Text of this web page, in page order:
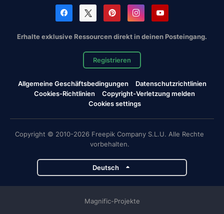
Erhalte exklusive Ressourcen direkt in deinen Posteingang.
Registrieren
Allgemeine Geschäftsbedingungen
Datenschutzrichtlinien
Cookies-Richtlinien
Copyright-Verletzung melden
Cookies settings
Copyright © 2010-2026 Freepik Company S.L.U. Alle Rechte
vorbehalten.
Deutsch
Magnific-Projekte